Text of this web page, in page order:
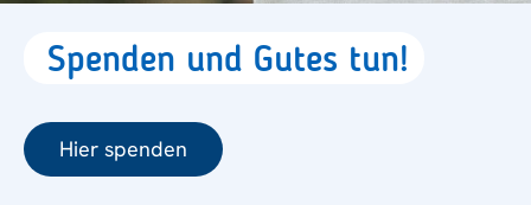
Spenden und Gutes tun!
Hier spenden